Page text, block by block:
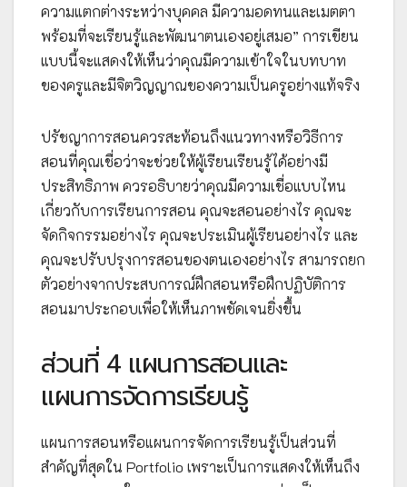
ความแตกต่างระหว่างบุคคล มีความอดทนและเมตตา
พร้อมที่จะเรียนรู้และพัฒนาตนเองอยู่เสมอ” การเขียน
แบบนี้จะแสดงให้เห็นว่าคุณมีความเข้าใจในบทบาท
ของครูและมีจิตวิญญาณของความเป็นครูอย่างแท้จริง
ปรัชญาการสอนควรสะท้อนถึงแนวทางหรือวิธีการ
สอนที่คุณเชื่อว่าจะช่วยให้ผู้เรียนเรียนรู้ได้อย่างมี
ประสิทธิภาพ ควรอธิบายว่าคุณมีความเชื่อแบบไหน
เกี่ยวกับการเรียนการสอน คุณจะสอนอย่างไร คุณจะ
จัดกิจกรรมอย่างไร คุณจะประเมินผู้เรียนอย่างไร และ
คุณจะปรับปรุงการสอนของตนเองอย่างไร สามารถยก
ตัวอย่างจากประสบการณ์ฝึกสอนหรือฝึกปฏิบัติการ
สอนมาประกอบเพื่อให้เห็นภาพชัดเจนยิ่งขึ้น
ส่วนที่ 4 แผนการสอนและ
แผนการจัดการเรียนรู้
แผนการสอนหรือแผนการจัดการเรียนรู้เป็นส่วนที่
สำคัญที่สุดใน Portfolio เพราะเป็นการแสดงให้เห็นถึง